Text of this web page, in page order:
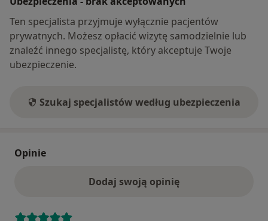
Ten specjalista przyjmuje wyłącznie pacjentów
prywatnych. Możesz opłacić wizytę samodzielnie lub
znaleźć innego specjalistę, który akceptuje Twoje
ubezpieczenie.
Szukaj specjalistów według ubezpieczenia
Opinie
Dodaj swoją opinię